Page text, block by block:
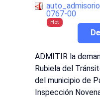
0767-00
Hot
ADMITIR la
Rubiela del
del municipio de
Inspección